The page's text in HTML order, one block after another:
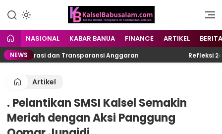
kalselbabusalam.com
Menyuarakan Kalsel,
Menginspirasi Nusantara
NASIONAL KABAR BANUA FINANCE ARTIKEL BERITA
NEWS
Birokrasi dan Transparansi Anggaran Refleksi 24
Artikel
. Pelantikan SMSI Kalsel Semakin
Meriah dengan Aksi Panggung